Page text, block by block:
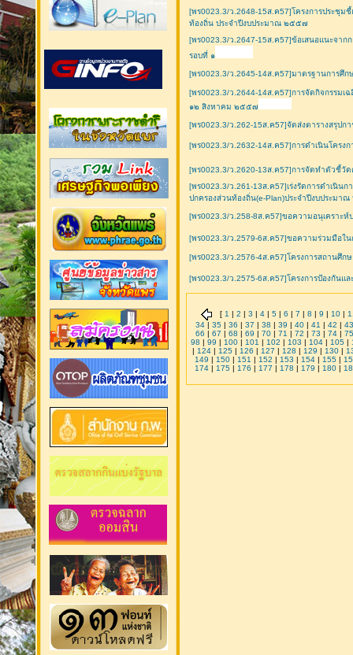
[พร0023.3/ว.2648-15ส.ค57]โครงการประชุ
ท้องถิ่น ประจำปีงบประมาณ ๒๕๕๗
[พร0023.3/ว.2647-15ส.ค57]ข้อเสนอแนะจา
รอบที่ ๑
[พร0023.3/ว.2645-14ส.ค57]มาตรฐานการศึ
[พร0023.3/ว.2644-14ส.ค57]การจัดกิจกรรมเ
๑๒ สิงหาคม ๒๕๕๗
[พร0023.3/ว.262-15ส.ค57]จัดส่งตารางสรุป
[พร0023.3/ว.2632-14ส.ค57]การดำเนินโคร
[พร0023.3/ว.2620-13ส.ค57]การจัดทำตัวชี้วั
[พร0023.3/ว.261-13ส.ค57]เร่งรัดการดำเนิน
ปกครองส่วนท้องถิ่น(e-Plan)ประจำปีงบประมา
[พร0023.3/ว.258-8ส.ค57]ขอความอนุเคราะ
[พร0023.3/ว.2579-6ส.ค57]ขอความร่วมมือใ
[พร0023.3/ว.2576-4ส.ค57]โครงการสถานศึ
[พร0023.3/ว.2575-6ส.ค57]โครงการป้องกัน
[ 1 | 2 | 3 | 4| 5| 6 | 7 | 8 | 9 | 10|
34 | 35 | 36 | 37 | 38 | 39 | 40 | 41 | 42 | 43
66 | 67 | 68 | 69 | 70 | 71 | 72 | 73 | 74 | 75
98 | 99 | 100 | 101 | 102 | 103 | 104 | 105 |
| 124| 125| 126 | 127 | 128 | 129 | 130|
149 | 150| 151 | 152 | 153 | 154| 155|
174| 175| 176 | 177 | 178 | 179 | 180|